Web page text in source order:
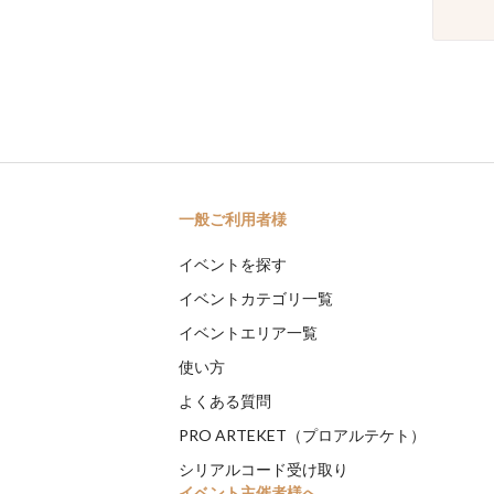
一般ご利用者様
イベントを探す
イベントカテゴリ一覧
イベントエリア一覧
使い方
よくある質問
PRO ARTEKET（プロアルテケト）
シリアルコード受け取り